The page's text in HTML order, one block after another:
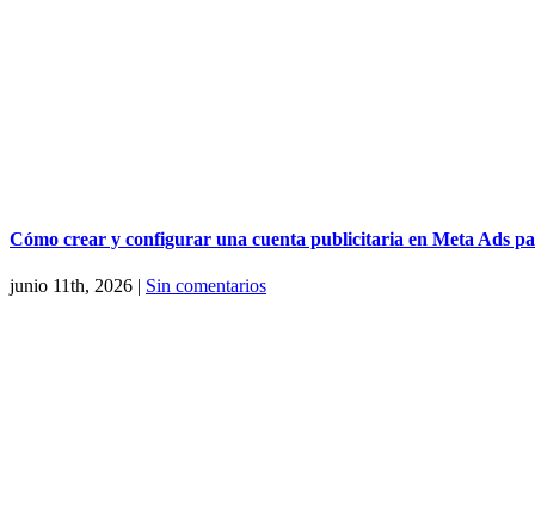
Cómo crear y configurar una cuenta publicitaria en Meta Ads
junio 11th, 2026 | Sin comentarios